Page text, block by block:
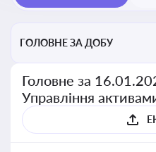
ГОЛОВНЕ ЗА ДОБУ
Головне за
Управління